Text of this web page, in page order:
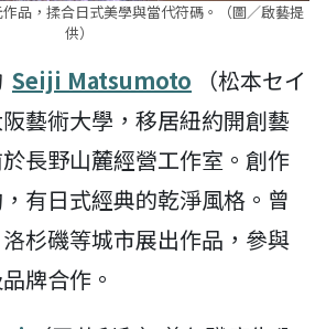
作品，揉合日式美學與當代符碼。（圖／啟藝提
供）
Seiji Matsumoto
（松本セイ
藝術大學，移居紐約開創藝
長野山麓經營工作室。創作
有日式經典的乾淨風格。曾
杉磯等城市展出作品，參與
牌合作。